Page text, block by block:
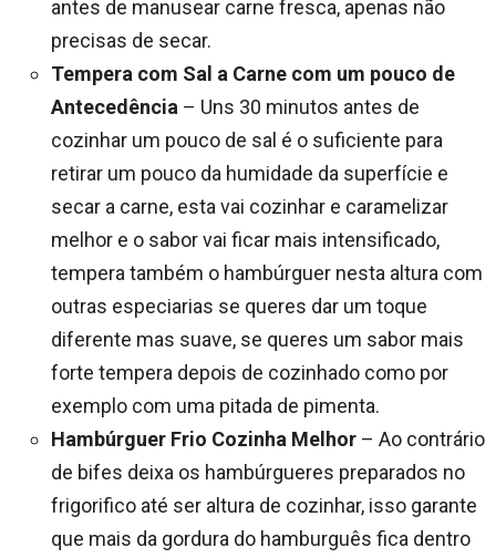
antes de manusear carne fresca, apenas não
precisas de secar.
Tempera com Sal a Carne com um pouco de
Antecedência – Uns 30 minutos antes de
cozinhar um pouco de sal é o suficiente para
retirar um pouco da humidade da superfície e
secar a carne, esta vai cozinhar e caramelizar
melhor e o sabor vai ficar mais intensificado,
tempera também o hambúrguer nesta altura com
outras especiarias se queres dar um toque
diferente mas suave, se queres um sabor mais
forte tempera depois de cozinhado como por
exemplo com uma pitada de pimenta.
Hambúrguer Frio Cozinha Melhor – Ao contrário
de bifes deixa os hambúrgueres preparados no
frigorifico até ser altura de cozinhar, isso garante
que mais da gordura do hamburguês fica dentro